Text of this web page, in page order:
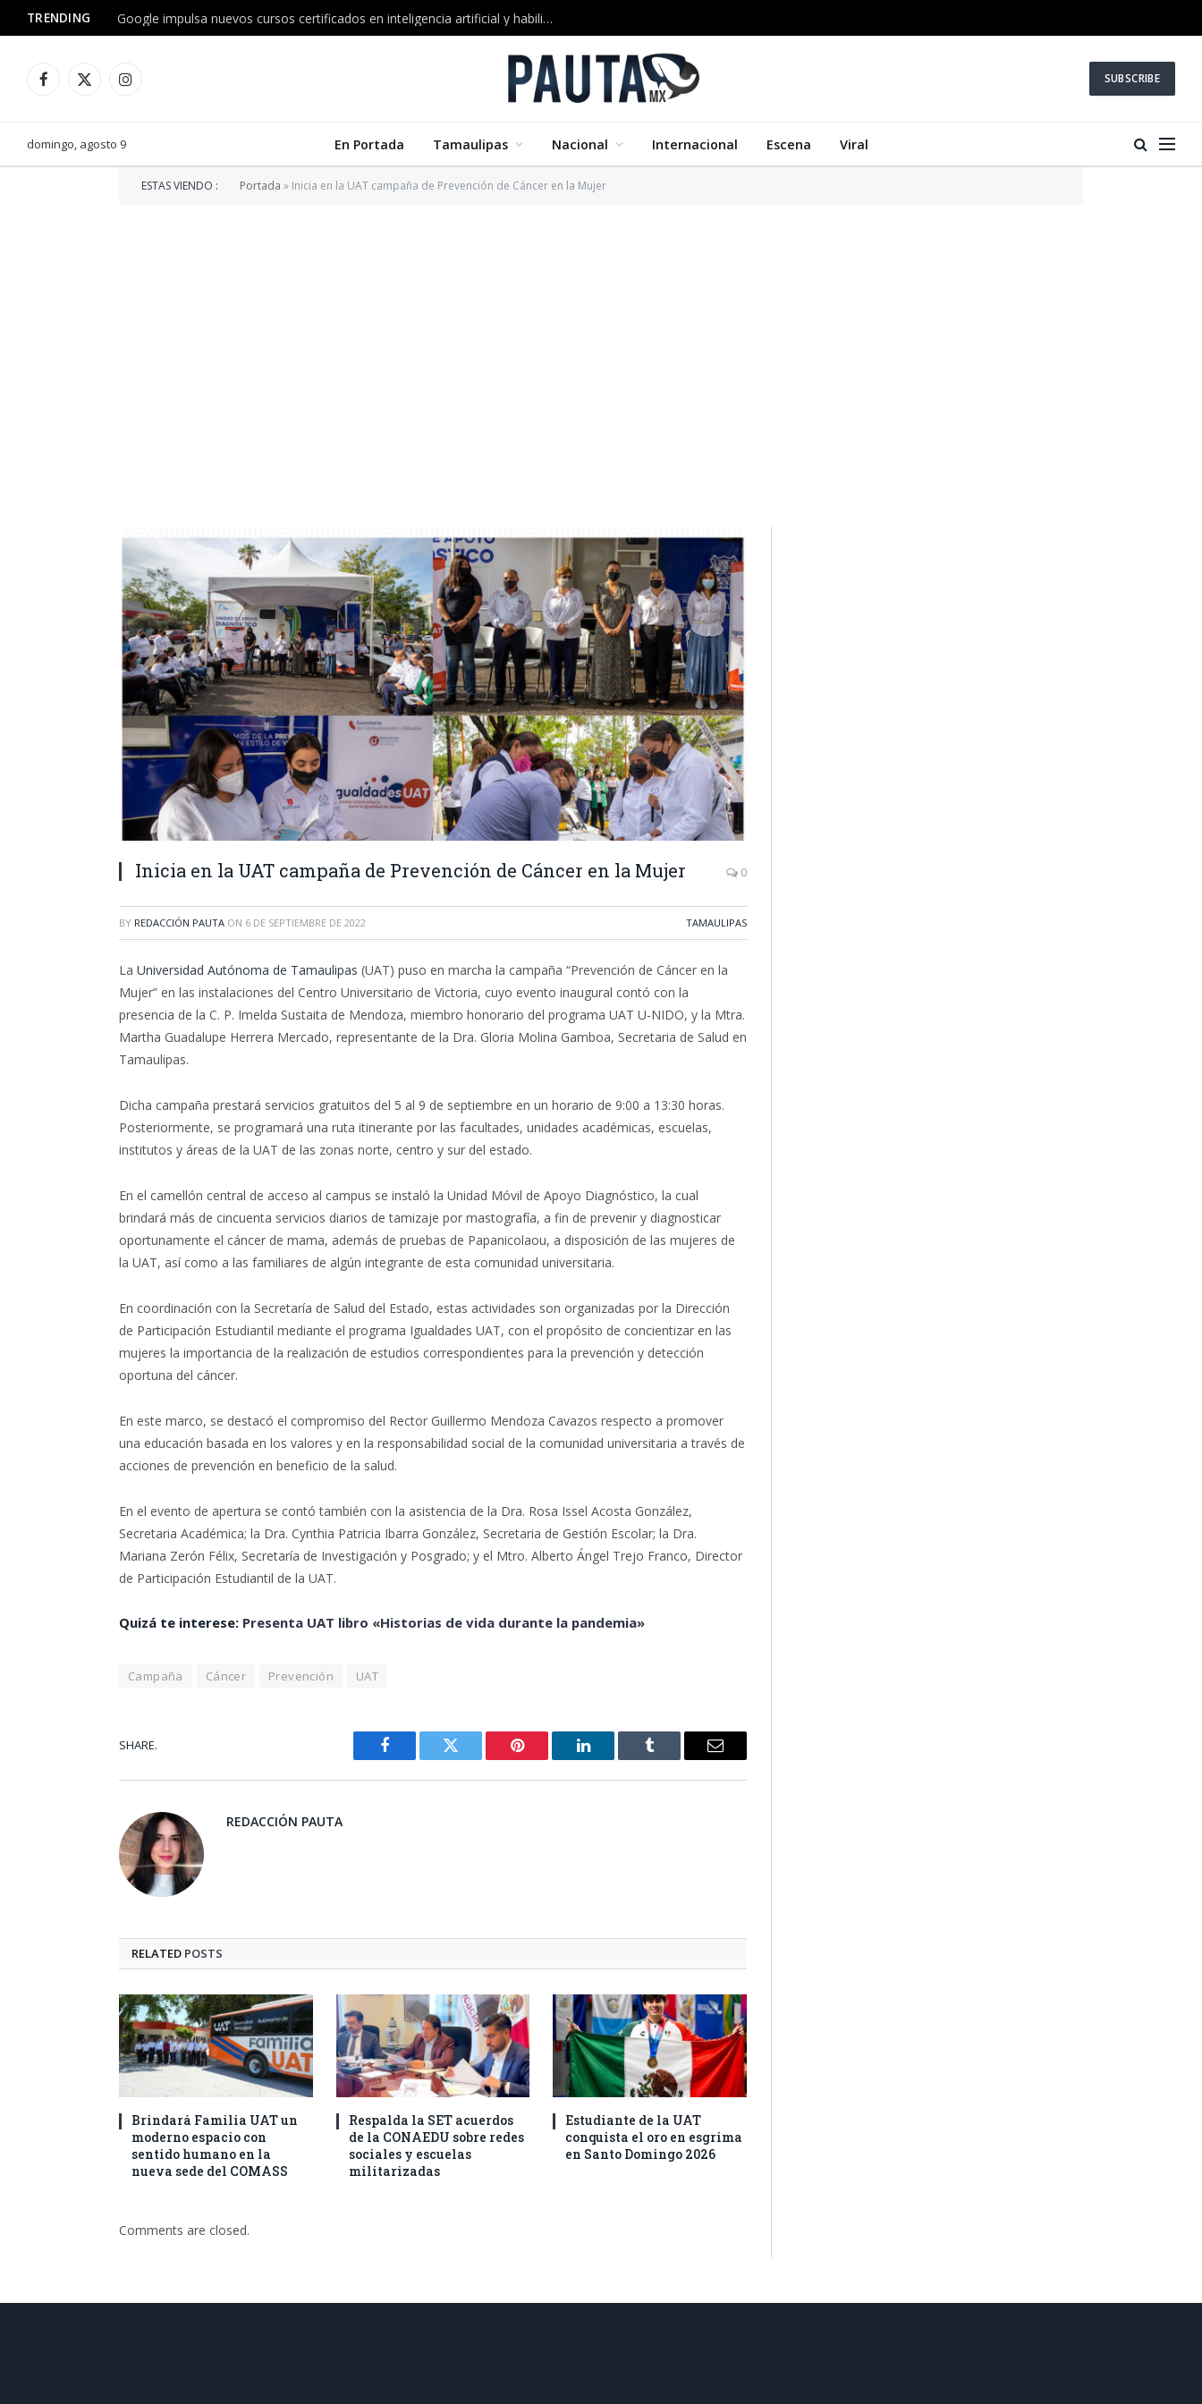
TRENDING Google impulsa nuevos cursos certificados en inteligencia artificial y habilidades digitales
Facebook
X
Instagram SUBSCRIBE
domingo, agosto 9 En Portada Tamaulipas Nacional Internacional Escena Viral
ESTAS VIENDO : Portada » Inicia en la UAT campaña de Prevención de Cáncer en la Mujer
Inicia en la UAT campaña de Prevención de Cáncer en la Mujer 0
BY REDACCIÓN PAUTA ON 6 DE SEPTIEMBRE DE 2022 TAMAULIPAS
La Universidad Autónoma de Tamaulipas (UAT) puso en marcha la campaña “Prevención de Cáncer en la
Mujer” en las instalaciones del Centro Universitario de Victoria, cuyo evento inaugural contó con la
presencia de la C. P. Imelda Sustaita de Mendoza, miembro honorario del programa UAT U-NIDO, y la Mtra.
Martha Guadalupe Herrera Mercado, representante de la Dra. Gloria Molina Gamboa, Secretaria de Salud en
Tamaulipas.
Dicha campaña prestará servicios gratuitos del 5 al 9 de septiembre en un horario de 9:00 a 13:30 horas.
Posteriormente, se programará una ruta itinerante por las facultades, unidades académicas, escuelas,
institutos y áreas de la UAT de las zonas norte, centro y sur del estado.
En el camellón central de acceso al campus se instaló la Unidad Móvil de Apoyo Diagnóstico, la cual
brindará más de cincuenta servicios diarios de tamizaje por mastografía, a fin de prevenir y diagnosticar
oportunamente el cáncer de mama, además de pruebas de Papanicolaou, a disposición de las mujeres de
la UAT, así como a las familiares de algún integrante de esta comunidad universitaria.
En coordinación con la Secretaría de Salud del Estado, estas actividades son organizadas por la Dirección
de Participación Estudiantil mediante el programa Igualdades UAT, con el propósito de concientizar en las
mujeres la importancia de la realización de estudios correspondientes para la prevención y detección
oportuna del cáncer.
En este marco, se destacó el compromiso del Rector Guillermo Mendoza Cavazos respecto a promover
una educación basada en los valores y en la responsabilidad social de la comunidad universitaria a través de
acciones de prevención en beneficio de la salud.
En el evento de apertura se contó también con la asistencia de la Dra. Rosa Issel Acosta González,
Secretaria Académica; la Dra. Cynthia Patricia Ibarra González, Secretaria de Gestión Escolar; la Dra.
Mariana Zerón Félix, Secretaría de Investigación y Posgrado; y el Mtro. Alberto Ángel Trejo Franco, Director
de Participación Estudiantil de la UAT.
Quizá te interese: Presenta UAT libro «Historias de vida durante la pandemia»
Campaña Cáncer Prevención UAT
SHARE.
Facebook Twitter Pinterest LinkedIn Tumblr Email
REDACCIÓN PAUTA
RELATED POSTS
Brindará Familia UAT un
moderno espacio con
sentido humano en la
nueva sede del COMASS
Respalda la SET acuerdos
de la CONAEDU sobre redes
sociales y escuelas
militarizadas
Estudiante de la UAT
conquista el oro en esgrima
en Santo Domingo 2026
Comments are closed.